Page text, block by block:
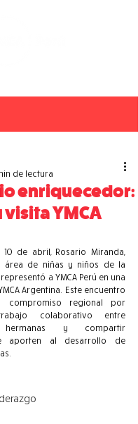
enriquecedor:
visita YMCA
de lectura
de abril, Rosario Miranda,
área de niñas y niños de la
a YMCA Perú en una
Argentina. Este encuentro
compromiso regional por
colaborativo entre
hermanas y compartir
aporten al desarrollo de